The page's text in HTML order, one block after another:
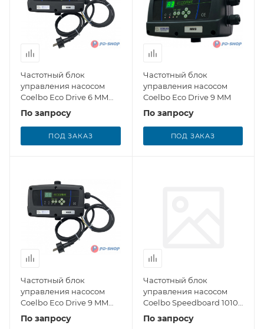
Частотный блок
управления насосом
Coelbo Eco Drive 6 MM
Cab
По запросу
ПОД ЗАКАЗ
Частотный блок
управления насосом
Coelbo Eco Drive 9 MM
По запросу
ПОД ЗАКАЗ
Частотный блок
управления насосом
Coelbo Eco Drive 9 MM
Cab
По запросу
Частотный блок
управления насосом
Coelbo Speedboard 1010
MT
По запросу